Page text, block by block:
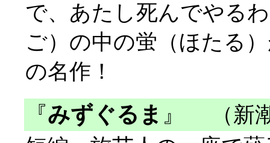
で、あたし死んでやる
ご）の中の蛍（ほたる
の名作！
『みずぐるま 』
（新